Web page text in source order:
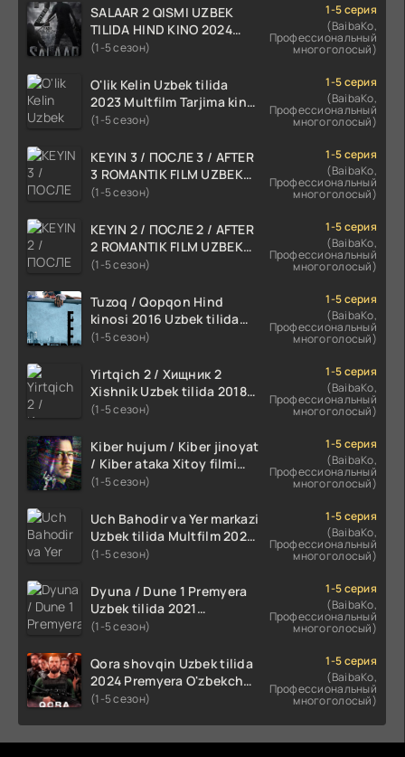
SALAAR 2 QISMI UZBEK
TILIDA HIND KINO 2024
TARJIMA 720p HD Skachat
(1-5 сезон)
1-5 серия
(BaibaKo,
Профессиональный
многоголосый)
O'lik Kelin Uzbek tilida
2023 Multfilm Tarjima kino
skachat
(1-5 сезон)
1-5 серия
(BaibaKo,
Профессиональный
многоголосый)
KEYIN 3 / ПОСЛЕ 3 / AFTER
3 ROMANTIK FILM UZBEK
TILIDA 2021 TARJIMA FILM
(1-5 сезон)
1-5 серия
(BaibaKo,
Профессиональный
многоголосый)
KEYIN 2 / ПОСЛЕ 2 / AFTER
2 ROMANTIK FILM UZBEK
TILIDA 2020 TARJIMA FILM
(1-5 сезон)
1-5 серия
(BaibaKo,
Профессиональный
многоголосый)
Tuzoq / Qopqon Hind
kinosi 2016 Uzbek tilida
tarjima film HD
(1-5 сезон)
1-5 серия
(BaibaKo,
Профессиональный
многоголосый)
Yirtqich 2 / Хищник 2
Xishnik Uzbek tilida 2018-
2024 O'zbekcha tarjima
(1-5 сезон)
1-5 серия
(BaibaKo,
Профессиональный
многоголосый)
Kiber hujum / Kiber jinoyat
/ Kiber ataka Xitoy filmi
Uzbek tilida O'zbekcha
HD skachat
(1-5 сезон)
1-5 серия
(BaibaKo,
Профессиональный
многоголосый)
Uch Bahodir va Yer markazi
Uzbek tilida Multfilm 2025
tarjima HD skachat
(1-5 сезон)
1-5 серия
(BaibaKo,
Профессиональный
многоголосый)
Dyuna / Dune 1 Premyera
Uzbek tilida 2021
O'zbekcha tarjima kino HD
(1-5 сезон)
1-5 серия
(BaibaKo,
Профессиональный
многоголосый)
Qora shovqin Uzbek tilida
2024 Premyera O'zbekcha
tarjima kino HD skachat
(1-5 сезон)
1-5 серия
(BaibaKo,
Профессиональный
многоголосый)